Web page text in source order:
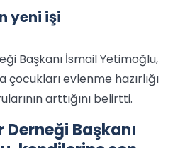
yeni işi
Başkanı İsmail Yetimoğlu,
çocukları evlenme hazırlığı
arttığını belirtti.
Başkanı